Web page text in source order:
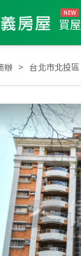
買屋
辦 台北市北投區